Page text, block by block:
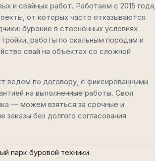
и свайных работ. Работаем с 2015
от которых часто отказываются
бурение в стеснённых условиях
работы по скальным породам и
свай на объектах со сложной
ведём по договору, с фиксированными
на выполненные работы. Своя
— можем взяться за срочные и
заказы без долгого согласования
парк буровой техники